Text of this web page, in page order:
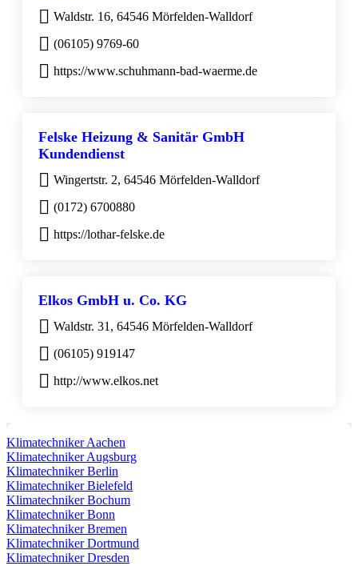
Waldstr. 16, 64546 Mörfelden-Walldorf
(06105) 9769-60
https://www.schuhmann-bad-waerme.de
Felske Heizung & Sanitär GmbH
Kundendienst
Wingertstr. 2, 64546 Mörfelden-Walldorf
(0172) 6700880
https://lothar-felske.de
Elkos GmbH u. Co. KG
Waldstr. 31, 64546 Mörfelden-Walldorf
(06105) 919147
http://www.elkos.net
Klimatechniker Aachen
Klimatechniker Augsburg
Klimatechniker Berlin
Klimatechniker Bielefeld
Klimatechniker Bochum
Klimatechniker Bonn
Klimatechniker Bremen
Klimatechniker Dortmund
Klimatechniker Dresden